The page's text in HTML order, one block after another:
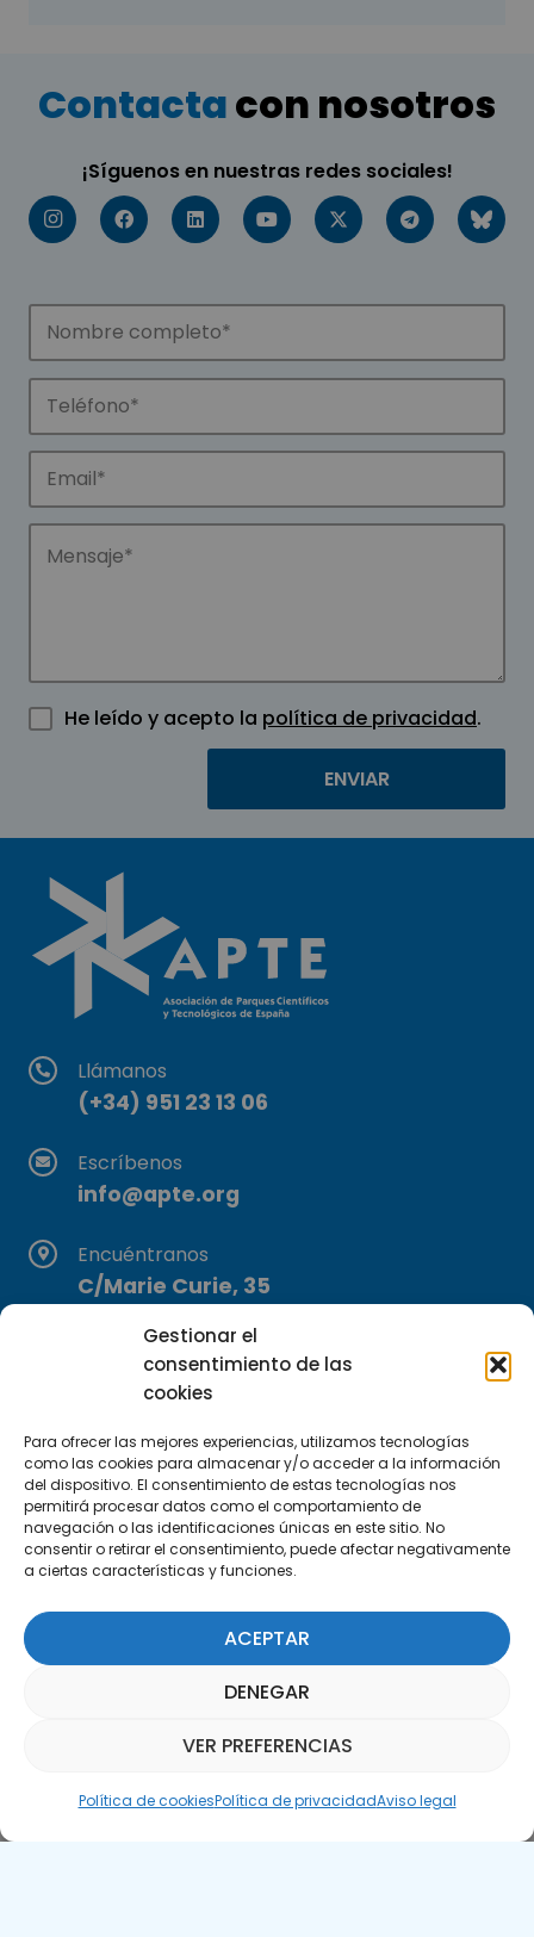
Gestionar el
consentimiento de las
cookies
Para ofrecer las mejores experiencias, utilizamos tecnologías
como las cookies para almacenar y/o acceder a la información
del dispositivo. El consentimiento de estas tecnologías nos
permitirá procesar datos como el comportamiento de
navegación o las identificaciones únicas en este sitio. No
consentir o retirar el consentimiento, puede afectar negativamente
a ciertas características y funciones.
ACEPTAR
DENEGAR
VER PREFERENCIAS
Política de cookiesPolítica de privacidadAviso legal
Contactacon nosotros
¡Síguenos en nuestras redes sociales!
He leído y acepto la política de privacidad.
Llámanos
(+34) 951 23 13 06
Escríbenos
info@apte.org
Encuéntranos
C/Marie Curie, 35
Suscríbete a nuestra Newsletter
SUSCRÍBETE AQUÍ